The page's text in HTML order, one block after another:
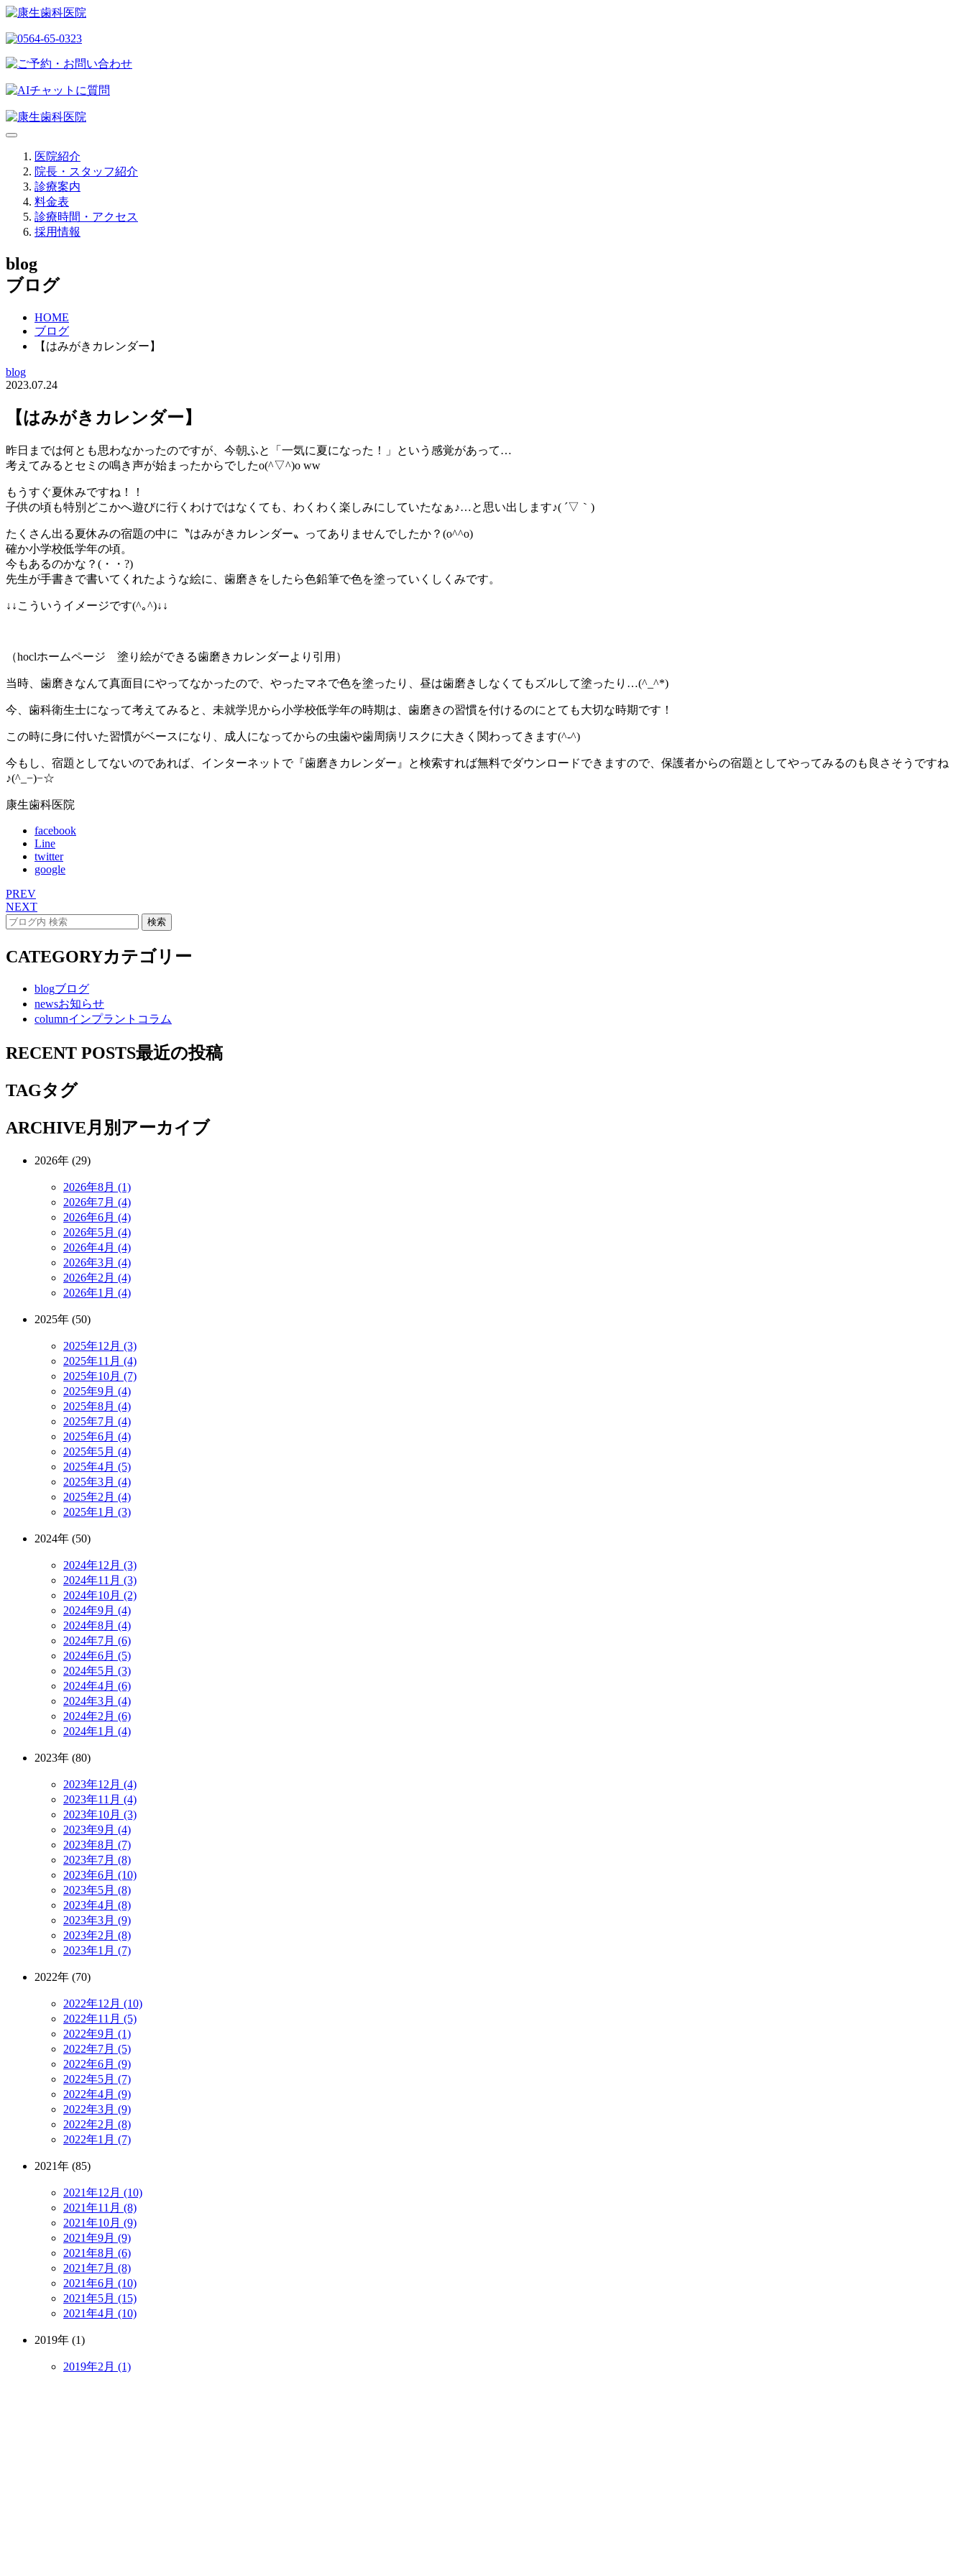
医院紹介
院長・スタッフ紹介
診療案内
料金表
診療時間・アクセス
採用情報
blog
ブログ
HOME
ブログ
【はみがきカレンダー】
blog
2023.07.24
【はみがきカレンダー】
昨日までは何とも思わなかったのですが、今朝ふと「一気に夏になった！」という感覚があって…
考えてみるとセミの鳴き声が始まったからでしたo(^▽^)o ww
もうすぐ夏休みですね！！
子供の頃も特別どこかへ遊びに行くわけではなくても、わくわく楽しみにしていたなぁ♪…と思い出します♪( ´▽｀)
たくさん出る夏休みの宿題の中に〝はみがきカレンダー〟ってありませんでしたか？(o^^o)
確か小学校低学年の頃。
今もあるのかな？(・・?)
先生が手書きで書いてくれたような絵に、歯磨きをしたら色鉛筆で色を塗っていくしくみです。
↓↓こういうイメージです(^｡^)↓↓
（hoclホームページ 塗り絵ができる歯磨きカレンダーより引用）
当時、歯磨きなんて真面目にやってなかったので、やったマネで色を塗ったり、昼は歯磨きしなくてもズルして塗ったり…(^_^*)
今、歯科衛生士になって考えてみると、未就学児から小学校低学年の時期は、歯磨きの習慣を付けるのにとても大切な時期です！
この時に身に付いた習慣がベースになり、成人になってからの虫歯や歯周病リスクに大きく関わってきます(^-^)
今もし、宿題としてないのであれば、インターネットで『歯磨きカレンダー』と検索すれば無料でダウンロードできますので、保護者からの宿題としてやってみるのも良さそうですね
♪(^_−)−☆
康生歯科医院
facebook
Line
twitter
google
PREV
NEXT
CATEGORYカテゴリー
blogブログ
newsお知らせ
columnインプラントコラム
RECENT POSTS最近の投稿
TAGタグ
ARCHIVE月別アーカイブ
2026年 (29)
2026年8月 (1)
2026年7月 (4)
2026年6月 (4)
2026年5月 (4)
2026年4月 (4)
2026年3月 (4)
2026年2月 (4)
2026年1月 (4)
2025年 (50)
2025年12月 (3)
2025年11月 (4)
2025年10月 (7)
2025年9月 (4)
2025年8月 (4)
2025年7月 (4)
2025年6月 (4)
2025年5月 (4)
2025年4月 (5)
2025年3月 (4)
2025年2月 (4)
2025年1月 (3)
2024年 (50)
2024年12月 (3)
2024年11月 (3)
2024年10月 (2)
2024年9月 (4)
2024年8月 (4)
2024年7月 (6)
2024年6月 (5)
2024年5月 (3)
2024年4月 (6)
2024年3月 (4)
2024年2月 (6)
2024年1月 (4)
2023年 (80)
2023年12月 (4)
2023年11月 (4)
2023年10月 (3)
2023年9月 (4)
2023年8月 (7)
2023年7月 (8)
2023年6月 (10)
2023年5月 (8)
2023年4月 (8)
2023年3月 (9)
2023年2月 (8)
2023年1月 (7)
2022年 (70)
2022年12月 (10)
2022年11月 (5)
2022年9月 (1)
2022年7月 (5)
2022年6月 (9)
2022年5月 (7)
2022年4月 (9)
2022年3月 (9)
2022年2月 (8)
2022年1月 (7)
2021年 (85)
2021年12月 (10)
2021年11月 (8)
2021年10月 (9)
2021年9月 (9)
2021年8月 (6)
2021年7月 (8)
2021年6月 (10)
2021年5月 (15)
2021年4月 (10)
2019年 (1)
2019年2月 (1)